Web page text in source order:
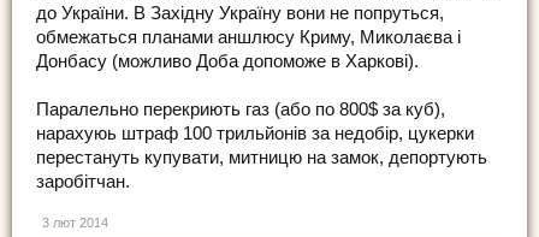
до України. В Західну Україну вони не попруться,
обмежаться планами аншлюсу Криму, Миколаєва і
Донбасу (можливо Доба допоможе в Харкові).
Паралельно перекриють газ (або по 800$ за куб),
нарахуюь штраф 100 трильйонів за недобір, цукерки
перестануть купувати, митницю на замок, депортують
заробітчан.
3 лют 2014